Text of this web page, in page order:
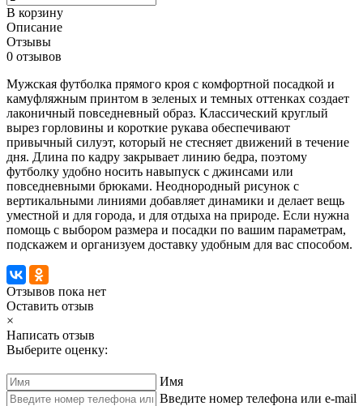
В корзину
Описание
Отзывы
0 отзывов
Мужская футболка прямого кроя с комфортной посадкой и
камуфляжным принтом в зеленых и темных оттенках создает
лаконичный повседневный образ. Классический круглый
вырез горловины и короткие рукава обеспечивают
привычный силуэт, который не стесняет движений в течение
дня. Длина по кадру закрывает линию бедра, поэтому
футболку удобно носить навыпуск с джинсами или
повседневными брюками. Неоднородный рисунок с
вертикальными линиями добавляет динамики и делает вещь
уместной и для города, и для отдыха на природе. Если нужна
помощь с выбором размера и посадки по вашим параметрам,
подскажем и организуем доставку удобным для вас способом.
Отзывов пока нет
Оставить отзыв
×
Написать отзыв
Выберите оценку:
Имя
Введите номер телефона или e-mail